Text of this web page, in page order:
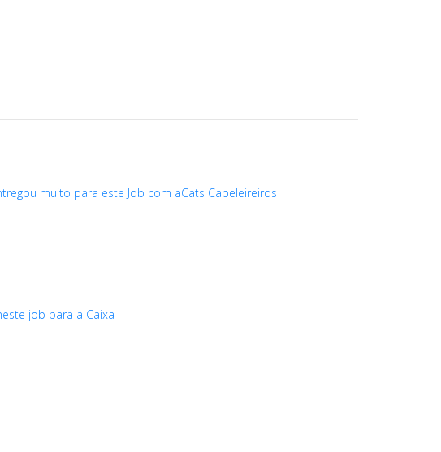
muito para este Job com aCats Cabeleireiros
job para a Caixa